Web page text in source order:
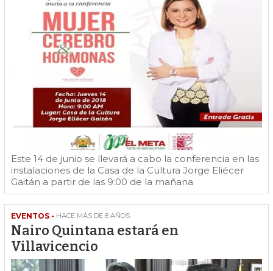
Este 14 de junio se llevará a cabo la conferencia en las
instalaciones de la Casa de la Cultura Jorge Eliécer
Gaitán a partir de las 9:00 de la mañana
EVENTOS - HACE MÁS DE 8 AÑOS
Nairo Quintana estará en
Villavicencio